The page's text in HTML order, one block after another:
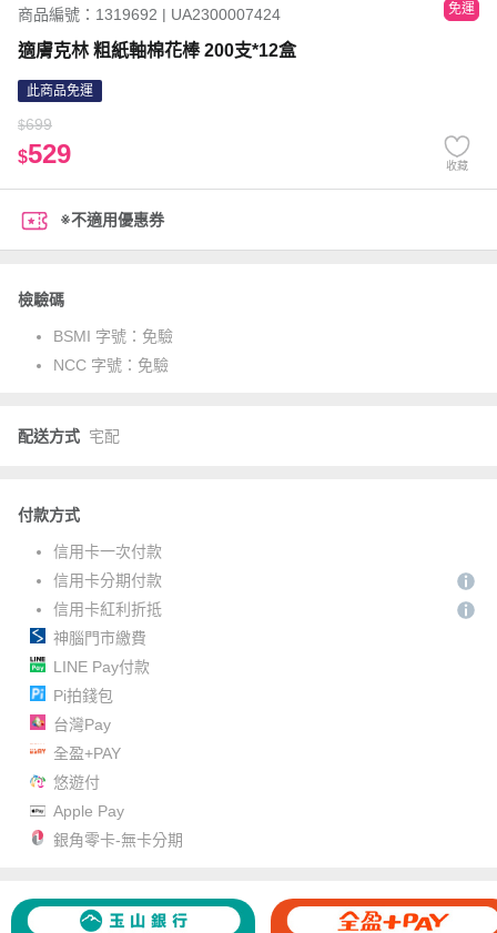
商品編號：1319692 | UA2300007424 免運
適膚克林 粗紙軸棉花棒 200支*12盒
此商品免運
$699
$529 收藏
※不適用優惠券
檢驗碼
BSMI 字號： 免驗
NCC 字號： 免驗
配送方式 宅配
付款方式
信用卡一次付款
信用卡分期付款
信用卡紅利折抵
神腦門市繳費
LINE Pay付款
Pi拍錢包
台灣Pay
全盈+PAY
悠遊付
Apple Pay
銀角零卡-無卡分期